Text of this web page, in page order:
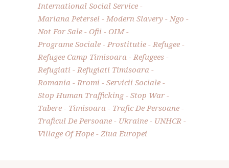
International Social Service
Mariana Petersel
Modern Slavery
Ngo
Not For Sale
Ofii
OIM
Programe Sociale
Prostitutie
Refugee
Refugee Camp Timisoara
Refugees
Refugiati
Refugiati Timisoara
Romania
Rromi
Servicii Sociale
Stop Human Trafficking
Stop War
Tabere
Timisoara
Trafic De Persoane
Traficul De Persoane
Ukraine
UNHCR
Village Of Hope
Ziua Europei